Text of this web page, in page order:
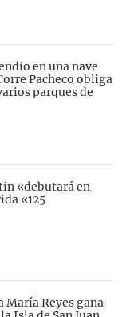
en una nave
Pacheco obliga
parques de
«debutará en
«125
María Reyes gana